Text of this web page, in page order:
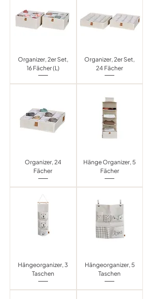
Organizer, 2er Set,
16 Fächer (L)
Organizer, 2er Set,
24 Fächer
Organizer, 24
Fächer
Hänge Organizer, 5
Fächer
Hängeorganizer, 3
Taschen
Hängeorganizer, 5
Taschen